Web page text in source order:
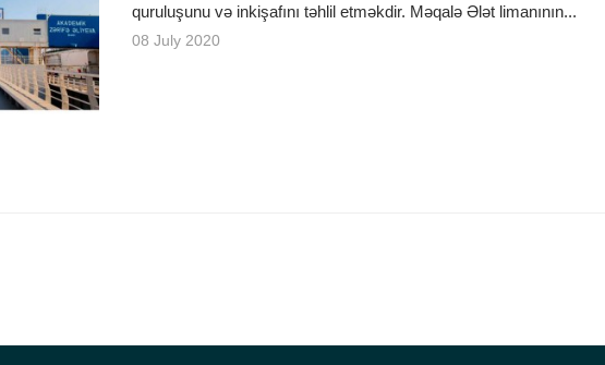
quruluşunu və inkişafını təhlil etməkdir. Məqalə Ələt limanının...
08 July 2020